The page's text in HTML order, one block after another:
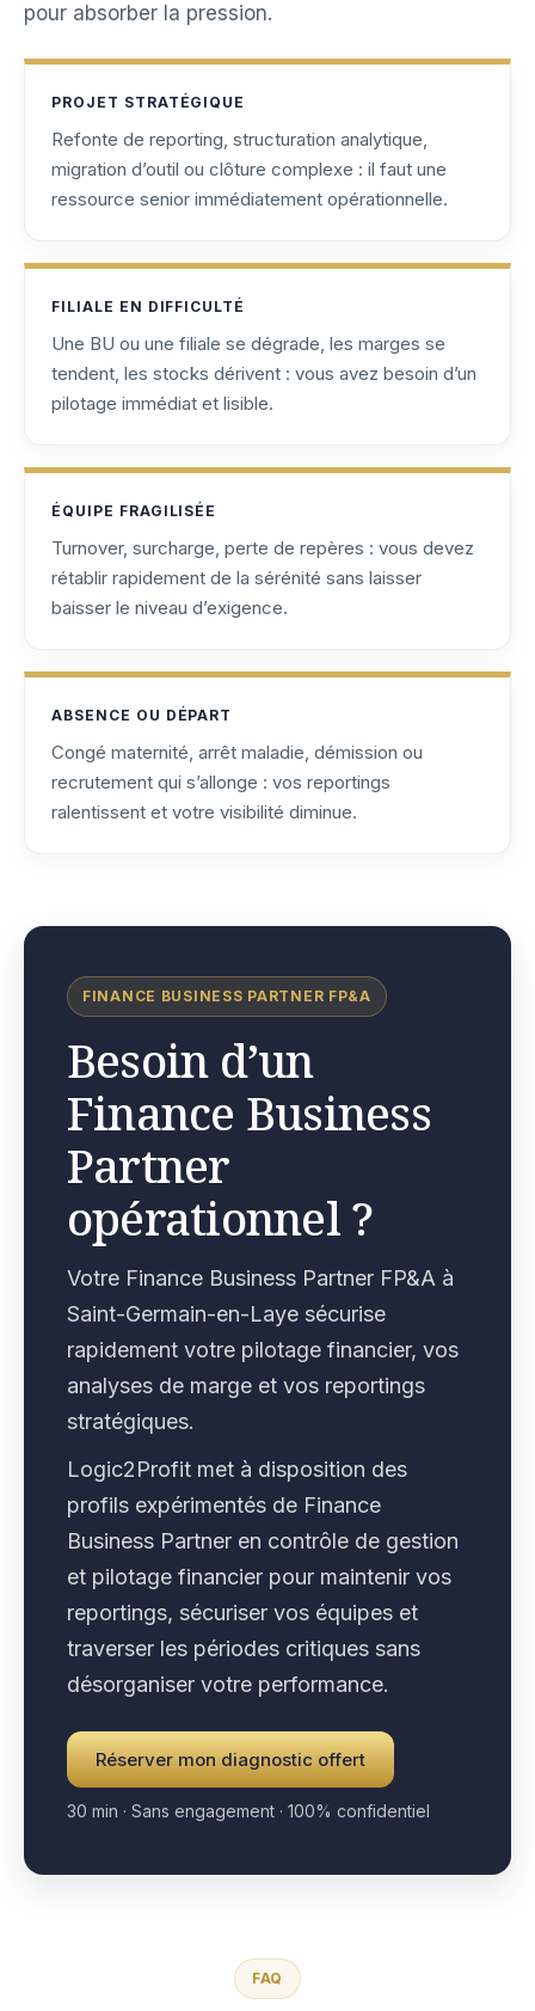
pour absorber la pression.
PROJET STRATÉGIQUE
Refonte de reporting, structuration analytique,
migration d’outil ou clôture complexe : il faut une
ressource senior immédiatement opérationnelle.
FILIALE EN DIFFICULTÉ
Une BU ou une filiale se dégrade, les marges se
tendent, les stocks dérivent : vous avez besoin d’un
pilotage immédiat et lisible.
ÉQUIPE FRAGILISÉE
Turnover, surcharge, perte de repères : vous devez
rétablir rapidement de la sérénité sans laisser
baisser le niveau d’exigence.
ABSENCE OU DÉPART
Congé maternité, arrêt maladie, démission ou
recrutement qui s’allonge : vos reportings
ralentissent et votre visibilité diminue.
FINANCE BUSINESS PARTNER FP&A
Besoin d’un
Finance Business
Partner
opérationnel ?
Votre Finance Business Partner FP&A à
Saint-Germain-en-Laye sécurise
rapidement votre pilotage financier, vos
analyses de marge et vos reportings
stratégiques.
Logic2Profit met à disposition des
profils expérimentés de Finance
Business Partner en contrôle de gestion
et pilotage financier pour maintenir vos
reportings, sécuriser vos équipes et
traverser les périodes critiques sans
désorganiser votre performance.
Réserver mon diagnostic offert
30 min · Sans engagement · 100% confidentiel
FAQ